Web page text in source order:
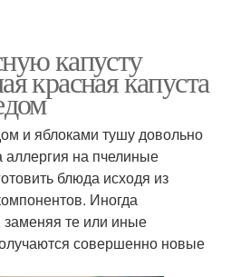
капусту
красная капуста
и яблоками тушу довольно
аллергия на пчелиные
блюда исходя из
Иногда
заменяя те или иные
совершенно новые